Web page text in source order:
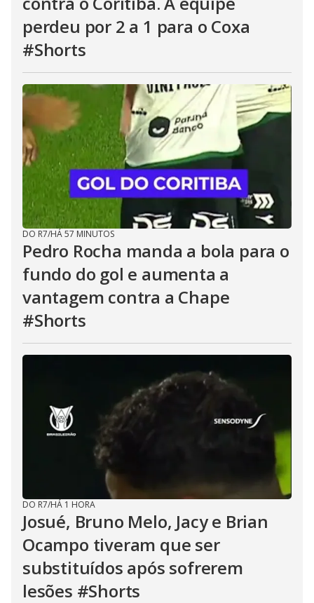
perdeu por 2 a 1 para o Coxa
#Shorts
DO R7/HÁ 57 MINUTOS
Pedro Rocha manda a bola para o
fundo do gol e aumenta a
vantagem contra a Chape
#Shorts
DO R7/HÁ 1 HORA
Josué, Bruno Melo, Jacy e Brian
Ocampo tiveram que ser
substituídos após sofrerem
lesões #Shorts